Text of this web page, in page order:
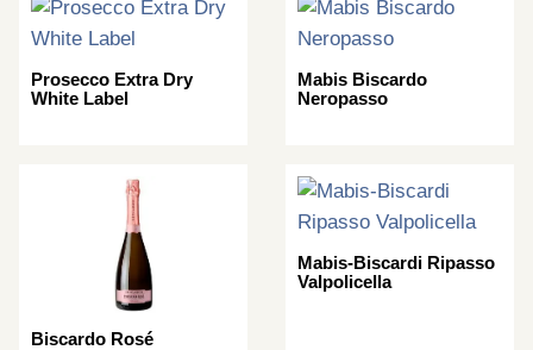
Prosecco Extra Dry
White Label
Mabis Biscardo
Neropasso
Biscardo Rosé
Mabis-Biscardi Ripasso
Valpolicella